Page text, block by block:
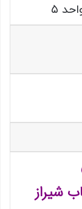
شیراز